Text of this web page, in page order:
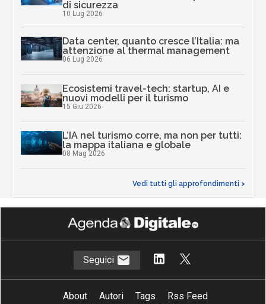
di sicurezza
10 Lug 2026
Data center, quanto cresce l’Italia: ma
attenzione al thermal management
06 Lug 2026
Ecosistemi travel-tech: startup, AI e
nuovi modelli per il turismo
15 Giu 2026
L’IA nel turismo corre, ma non per tutti:
la mappa italiana e globale
08 Mag 2026
Vedi tutti gli approfondimenti >
Seguici
About Autori Tags
Rss Feed